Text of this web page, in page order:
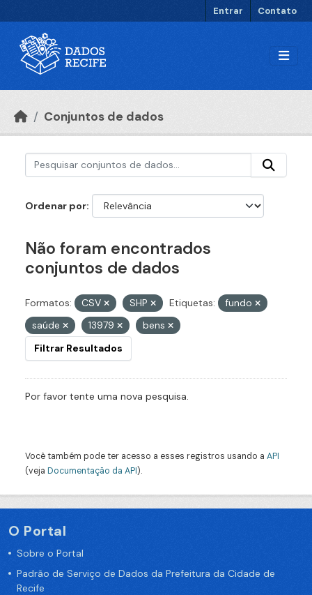
Entrar Contato
Conjuntos de dados
Ordenar por
Não foram encontrados
conjuntos de dados
Formatos: CSV SHP Etiquetas:
fundo
saúde
13979
bens
Filtrar Resultados
Por favor tente uma nova pesquisa.
Você também pode ter acesso a esses registros usando a API
(veja Documentação da API).
O Portal
Sobre o Portal
Padrão de Serviço de Dados da Prefeitura da Cidade de
Recife